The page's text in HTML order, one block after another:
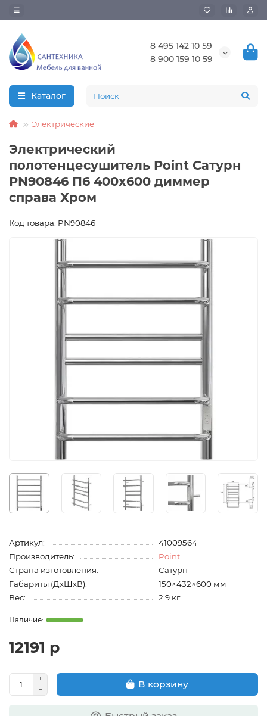
8 495 142 10 59
8 900 159 10 59
Каталог
Электрические
Электрический
полотенцесушитель Point Сатурн
PN90846 П6 400x600 диммер
справа Хром
Код товара: PN90846
Артикул:
41009564
Производитель:
Point
Страна изготовления:
Сатурн
Габариты (ДхШхВ):
150×432×600 мм
Вес:
2.9 кг
12191 р
В корзину